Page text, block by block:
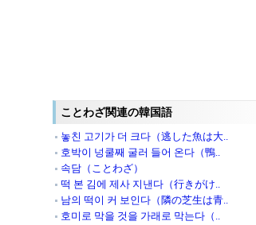
ことわざ関連の韓国語
놓친 고기가 더 크다（逃した魚は大..
호박이 넝쿨째 굴러 들어 온다（鴨..
속담（ことわざ）
떡 본 김에 제사 지낸다（行きがけ..
남의 떡이 커 보인다（隣の芝生は青..
호미로 막을 것을 가래로 막는다（..